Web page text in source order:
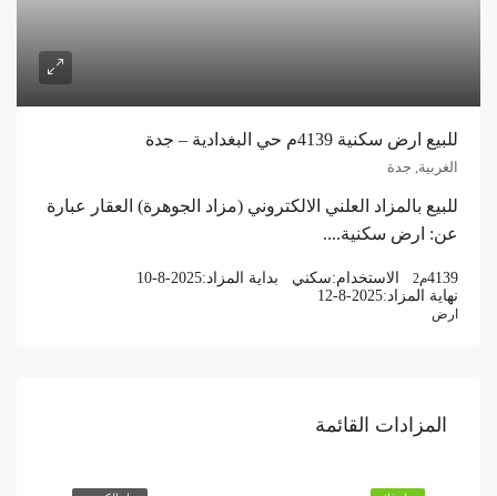
للبيع ارض سكنية 4139م حي البغدادية – جدة
الغربية, جدة
للبيع بالمزاد العلني الالكتروني (مزاد الجوهرة) العقار عبارة
عن: ارض سكنية....
4139م2 الاستخدام:سكني بداية المزاد:10-8-2025
نهاية المزاد:12-8-2025
ارض
المزادات القائمة